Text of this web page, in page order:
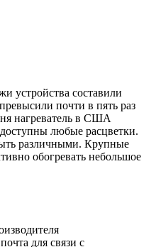
устройства составили
почти в пять раз
нагреватель в США
любые расцветки.
различными. Крупные
обогревать небольшое
для связи с